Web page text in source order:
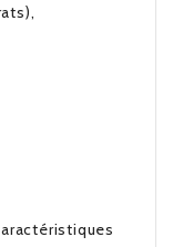
24 mm,